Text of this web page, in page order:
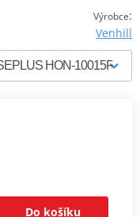
Výrobce:
Venhill
Do košíku